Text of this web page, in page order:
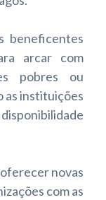
beneficentes
arcar com
pobres ou
as instituições
novas
com as